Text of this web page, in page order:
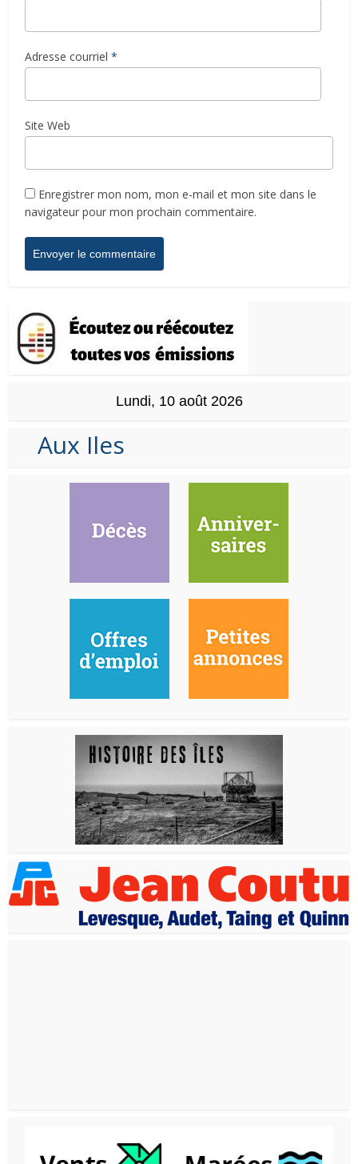
Adresse courriel *
Site Web
Enregistrer mon nom, mon e-mail et mon site dans le
navigateur pour mon prochain commentaire.
Lundi, 10 août 2026
Aux Iles